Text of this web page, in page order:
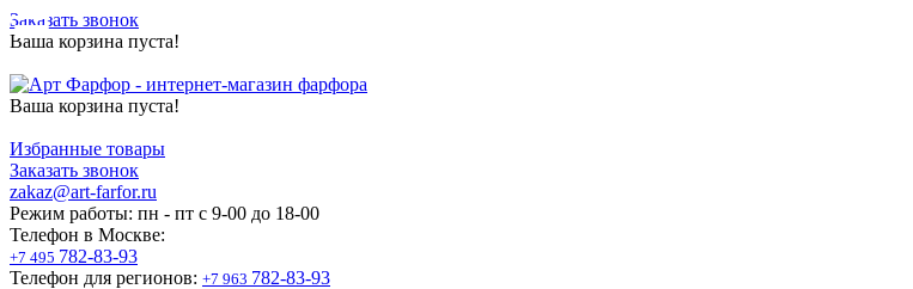
Заказать звонок
Ваша корзина пуста!
Ваша корзина пуста!
Избранные товары
Заказать звонок
zakaz@art-farfor.ru
Режим работы: пн - пт c 9-00 до 18-00
Телефон в Москве:
+7 495 782-83-93
Телефон для регионов: +7 963 782-83-93